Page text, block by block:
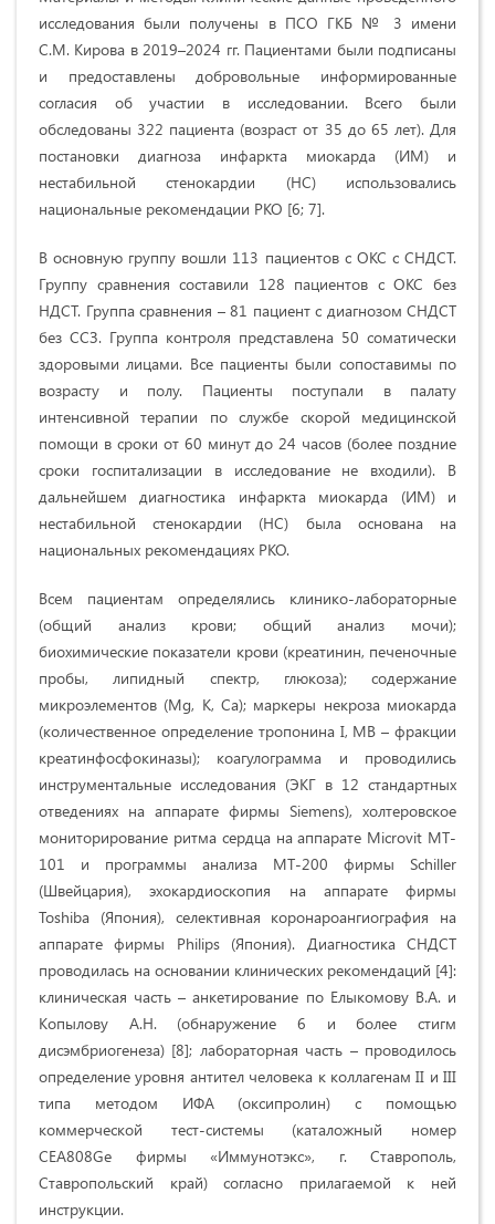
исследования были получены в ПСО ГКБ № 3 имени
С.М. Кирова в 2019–2024 гг. Пациентами были подписаны
и предоставлены добровольные информированные
согласия об участии в исследовании. Всего были
обследованы 322 пациента (возраст от 35 до 65 лет). Для
постановки диагноза инфаркта миокарда (ИМ) и
нестабильной стенокардии (НС) использовались
национальные рекомендации РКО [6; 7].
В основную группу вошли 113 пациентов с ОКС с СНДСТ.
Группу сравнения составили 128 пациентов с ОКС без
НДСТ. Группа сравнения – 81 пациент с диагнозом СНДСТ
без ССЗ. Группа контроля представлена 50 соматически
здоровыми лицами. Все пациенты были сопоставимы по
возрасту и полу. Пациенты поступали в палату
интенсивной терапии по службе скорой медицинской
помощи в сроки от 60 минут до 24 часов (более поздние
сроки госпитализации в исследование не входили). В
дальнейшем диагностика инфаркта миокарда (ИМ) и
нестабильной стенокардии (НС) была основана на
национальных рекомендациях РКО.
Всем пациентам определялись клинико-лабораторные
(общий анализ крови; общий анализ мочи);
биохимические показатели крови (креатинин, печеночные
пробы, липидный спектр, глюкоза); содержание
микроэлементов (Mg, K, Ca); маркеры некроза миокарда
(количественное определение тропонина I, МВ – фракции
креатинфосфокиназы); коагулограмма и проводились
инструментальные исследования (ЭКГ в 12 стандартных
отведениях на аппарате фирмы Siemens), холтеровское
мониторирование ритма сердца на аппарате Microvit MT-
101 и программы анализа MT-200 фирмы Schiller
(Швейцария), эхокардиоскопия на аппарате фирмы
Toshiba (Япония), селективная коронароангиография на
аппарате фирмы Philips (Япония). Диагностика СНДСТ
проводилась на основании клинических рекомендаций [4]:
клиническая часть – анкетирование по Елыкомову В.А. и
Копылову А.Н. (обнаружение 6 и более стигм
дисэмбриогенеза) [8]; лабораторная часть – проводилось
определение уровня антител человека к коллагенам II и III
типа методом ИФА (оксипролин) с помощью
коммерческой тест-системы (каталожный номер
CEA808Ge фирмы «Иммунотэкс», г. Ставрополь,
Ставропольский край) согласно прилагаемой к ней
инструкции.